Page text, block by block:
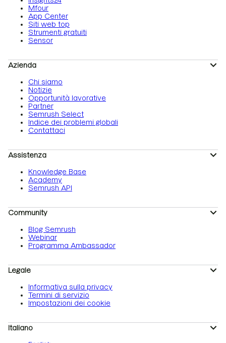
Mfour
App Center
Siti web top
Strumenti gratuiti
Sensor
Azienda
Chi siamo
Notizie
Opportunità lavorative
Partner
Semrush Select
Indice dei problemi globali
Contattaci
Assistenza
Knowledge Base
Academy
Semrush API
Community
Blog Semrush
Webinar
Programma Ambassador
Legale
Informativa sulla privacy
Termini di servizio
Impostazioni dei cookie
Italiano